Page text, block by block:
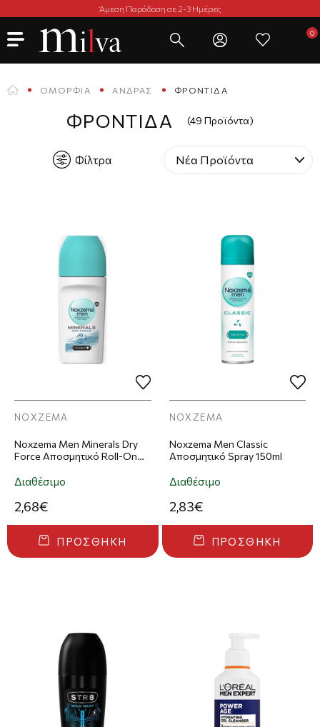
Άμεση Παράδοση σε 2-3 Ημέρες
ΟΜΟΡΦΙΆ ΆΝΔΡΑΣ ΦΡΟΝΤΊΔΑ
ΦΡΟΝΤΊΔΑ (49 Προϊόντα)
Φίλτρα
NOXZEMA
Noxzema Men Minerals Dry
Force Αποσμητικό Roll-On
Διαθέσιμο
2,68€
ΠΡΟΣΘΉΚΗ
NOXZEMA
Noxzema Men Classic
Αποσμητικό Spray 150ml
Διαθέσιμο
2,83€
ΠΡΟΣΘΉΚΗ